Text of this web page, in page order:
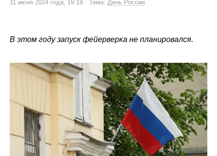
11 июня 2024 года, 19:19 Тема: День России
В этом году запуск фейерверка не планировался.